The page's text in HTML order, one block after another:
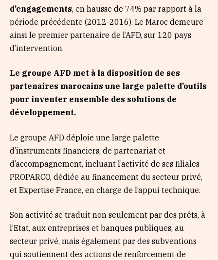
d’engagements, en hausse de 74% par rapport à la
période précédente (2012-2016). Le Maroc demeure
ainsi le premier partenaire de l’AFD, sur 120 pays
d’intervention.
Le groupe AFD met à la disposition de ses
partenaires marocains une large palette d’outils
pour inventer ensemble des solutions de
développement.
Le groupe AFD déploie une large palette
d’instruments financiers, de partenariat et
d’accompagnement, incluant l’activité de ses filiales
PROPARCO, dédiée au financement du secteur privé,
et Expertise France, en charge de l’appui technique.
Son activité se traduit non seulement par des prêts, à
l’Etat, aux entreprises et banques publiques, au
secteur privé, mais également par des subventions
qui soutiennent des actions de renforcement de